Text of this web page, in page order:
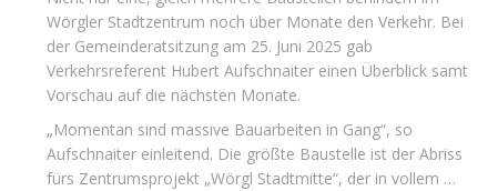
Wörgler Stadtzentrum noch über Monate den Verkehr. Bei
der Gemeinderatsitzung am 25. Juni 2025 gab
Verkehrsreferent Hubert Aufschnaiter einen Überblick samt
Vorschau auf die nächsten Monate.
„Momentan sind massive Bauarbeiten in Gang“, so
Aufschnaiter einleitend. Die größte Baustelle ist der Abriss
fürs Zentrumsprojekt „Wörgl Stadtmitte“, der in vollem …